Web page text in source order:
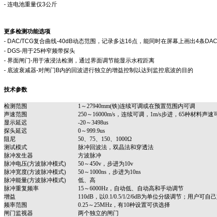
- 连电池重量仅3公斤
更多检测功能选项
- DAC/TCG复合曲线-40dB动态范围，记录多达16点，能同时在屏幕上画出4条
- DGS-用于25种窄频带探头
- 界面闸门-用于液浸法检测，通过界面调节能显示水程距离
- 底波衰减器-对闸门B内的回波进行独立的增益控制以达到监控底波的目的
技术参数
检测范围
1～27940mm(铁)连续可调或在预置范围内可调
声速范围
250～16000m/s，连续可调，1m/s步进，65种材料声速
显示延迟
-20～3498us
探头延迟
0～999.9us
阻尼
50、75、150、1000Ω
测试模式
脉冲回波法，双晶法和穿透法
脉冲发生器
方波脉冲
脉冲电压(方波脉冲模式)
50～450v，步进为10v
脉冲宽度(方波脉冲模式)
50～1000ns，步进为10ns
脉冲能量(方波脉冲模式)
低、高
脉冲重复频率
15～6000Hz，自动低、自动高和手动调节
增益
110dB，以0.1/0.5/1/2/6dB为单位分级调节；用户可自
频率范围
0.25～25MHz，有10种设置可供选择
闸门监视器
两个独立的闸门